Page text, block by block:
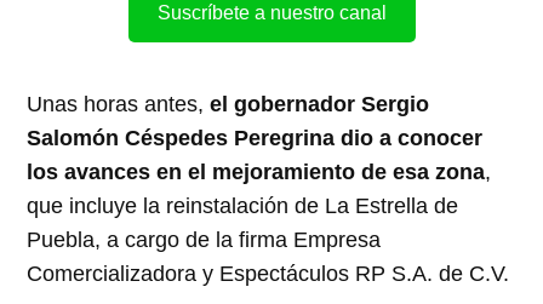
Suscríbete a nuestro canal
Unas horas antes,el gobernador Sergio
Salomón Céspedes Peregrina dio a conocer
los avances en el mejoramiento de esa zona,
que incluye la reinstalación de La Estrella de
Puebla, a cargo de la firma Empresa
Comercializadora y Espectáculos RP S.A. de C.V.